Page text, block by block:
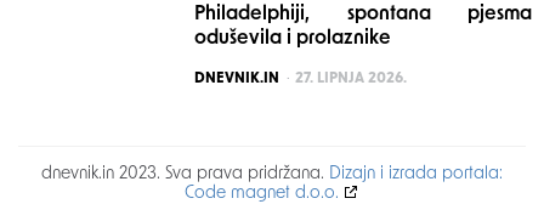
Philadelphiji, spontana pjesma
oduševila i prolaznike
POSTED
DNEVNIK.IN 27. LIPNJA 2026.
dnevnik.in 2023. Sva prava pridržana. Dizajn i izrada portala:
Code magnet d.o.o.